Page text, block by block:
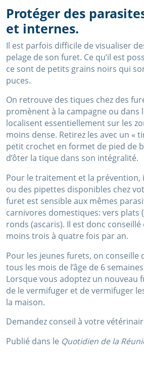
Protéger des
et internes.
Il est parfois difficile de visualiser
pelage de son furet. Ce qu’il est
ce sont de petits grains noirs qui
puces.
On retrouve des tiques chez des
promènent à la campagne ou dans
localisent essentiellement sur les
moins dense. Retirez les avec un «
petit crochet en formet de pied de
d’ôter la tique dans son intégralité.
Pour le traitement et la prévention,
ou des pipettes disponibles chez
furet est sensible aux mêmes
carnivores domestiques: vers plats
ronds (ascaris). Il est donc
moins trois à quatre fois par an.
Pour les jeunes furets, on conseille
tous les mois de l’âge de 6
Lorsque vous adoptez un nouveau
de le vermifuger et de vermifuger
la maison.
Demandez conseil à votre
Publié dans le Quotidien de la